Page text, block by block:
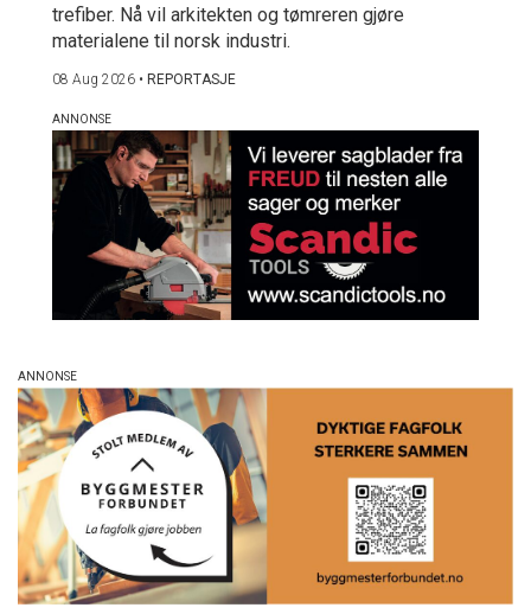
trefiber. Nå vil arkitekten og tømreren gjøre
materialene til norsk industri.
08 Aug 2026 • REPORTASJE